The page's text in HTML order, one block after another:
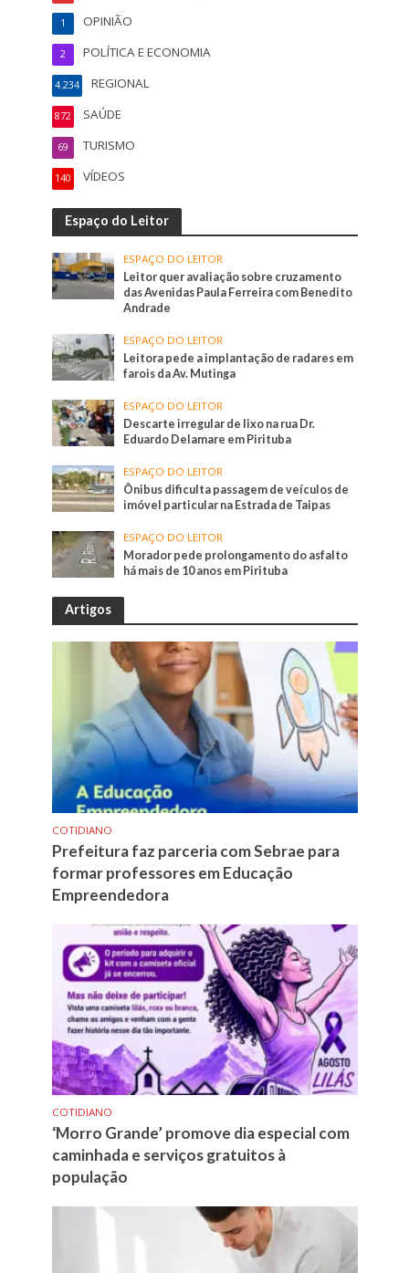
OPINIÃO
1
POLÍTICA E ECONOMIA
2
REGIONAL
4.234
SAÚDE
872
TURISMO
69
VÍDEOS
140
Espaço do Leitor
ESPAÇO DO LEITOR
Leitor quer avaliação sobre cruzamento
das Avenidas Paula Ferreira com Benedito
Andrade
ESPAÇO DO LEITOR
Leitora pede a implantação de radares em
farois da Av. Mutinga
ESPAÇO DO LEITOR
Descarte irregular de lixo na rua Dr.
Eduardo Delamare em Pirituba
ESPAÇO DO LEITOR
Ônibus dificulta passagem de veículos de
imóvel particular na Estrada de Taipas
ESPAÇO DO LEITOR
Morador pede prolongamento do asfalto
há mais de 10 anos em Pirituba
Artigos
COTIDIANO
Prefeitura faz parceria com Sebrae para
formar professores em Educação
Empreendedora
COTIDIANO
‘Morro Grande’ promove dia especial com
caminhada e serviços gratuitos à
população